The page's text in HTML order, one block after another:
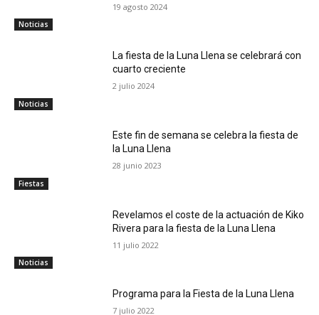
Noticias
19 agosto 2024
Noticias
La fiesta de la Luna Llena se celebrará con
cuarto creciente
2 julio 2024
Fiestas
Este fin de semana se celebra la fiesta de
la Luna Llena
28 junio 2023
Noticias
Revelamos el coste de la actuación de Kiko
Rivera para la fiesta de la Luna Llena
11 julio 2022
Programa para la Fiesta de la Luna Llena
7 julio 2022